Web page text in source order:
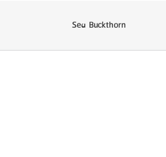
Sea Buckthorn